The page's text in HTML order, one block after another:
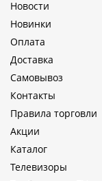
Новости
Новинки
Оплата
Доставка
Самовывоз
Контакты
Правила торговли
Акции
Каталог
Телевизоры